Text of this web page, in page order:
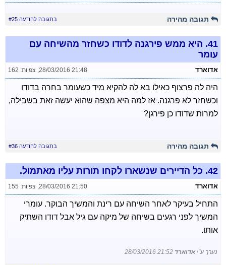
תגובה מהירה בתגובה להודעה #25
41. היא ממש פירגנה לדודו כשחזר מהשיחה עם
עומר
אדוארד 28/03/2016 21:48
, צפיות: 162
היה לה פרצוף כאילו בא לה להקיא מיד כשעומר בחרה בדודו
וכשחזר לא פרגנה. אז למה היא מצפה שהוא יעשה זאת בשבילה,
למרות שדודו כן פירגן?
תגובה מהירה בתגובה להודעה #36
42. כל הדיירים שנשארו לקחו תורות עליו מאתמול.
אדוארד 28/03/2016 21:50
, צפיות: 155
התחיל בעיקר לאחר השיחה עם רינת והמשיך הבוקר. עומרי
המשיך לפני רגעים בשיחה של מיקה עם גיל אבל דודו השתיק
אותו.
נערך ע"יאדוארד 28/03/2016 21:52